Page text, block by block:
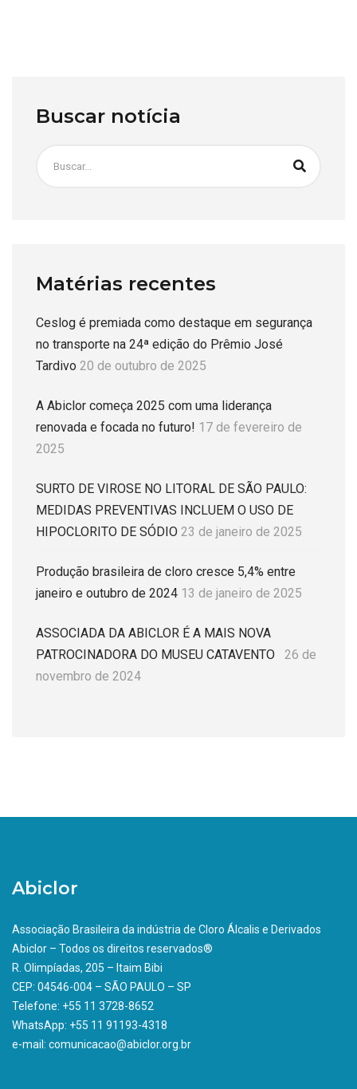
Buscar notícia
Matérias recentes
Ceslog é premiada como destaque em segurança
no transporte na 24ª edição do Prêmio José
Tardivo 20 de outubro de 2025
A Abiclor começa 2025 com uma liderança
renovada e focada no futuro! 17 de fevereiro de
2025
SURTO DE VIROSE NO LITORAL DE SÃO PAULO:
MEDIDAS PREVENTIVAS INCLUEM O USO DE
HIPOCLORITO DE SÓDIO 23 de janeiro de 2025
Produção brasileira de cloro cresce 5,4% entre
janeiro e outubro de 2024 13 de janeiro de 2025
ASSOCIADA DA ABICLOR É A MAIS NOVA
PATROCINADORA DO MUSEU CATAVENTO
26 de
novembro de 2024
Abiclor
Associação Brasileira da indústria de Cloro Álcalis e Derivados
Abiclor – Todos os direitos reservados®
R. Olimpíadas, 205 – Itaim Bibi
CEP: 04546-004 – SÃO PAULO – SP
Telefone: +55 11 3728-8652
WhatsApp: +55 11 91193-4318
e-mail: comunicacao@abiclor.org.br